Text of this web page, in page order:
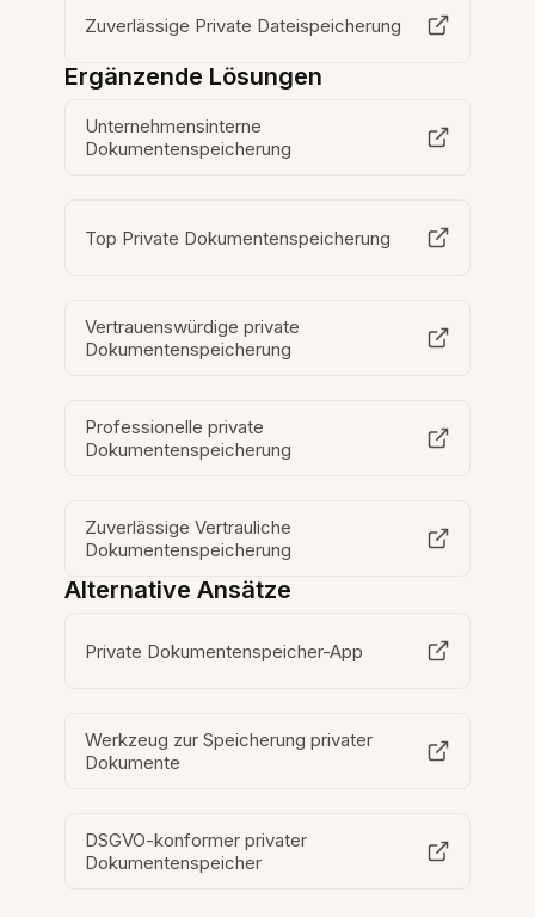
Zuverlässige Private Dateispeicherung
Ergänzende Lösungen
Unternehmensinterne
Dokumentenspeicherung
Top Private Dokumentenspeicherung
Vertrauenswürdige private
Dokumentenspeicherung
Professionelle private
Dokumentenspeicherung
Zuverlässige Vertrauliche
Dokumentenspeicherung
Alternative Ansätze
Private Dokumentenspeicher-App
Werkzeug zur Speicherung privater
Dokumente
DSGVO-konformer privater
Dokumentenspeicher